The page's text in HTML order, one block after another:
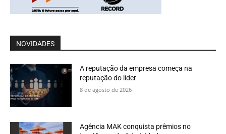
NOVIDADES
A reputação da empresa começa na
reputação do líder
8 de agosto de 2026
Agência MAK conquista prêmios no